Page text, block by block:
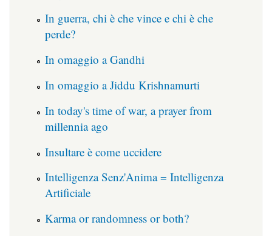
In guerra, chi è che vince e chi è che
perde?
In omaggio a Gandhi
In omaggio a Jiddu Krishnamurti
In today's time of war, a prayer from
millennia ago
Insultare è come uccidere
Intelligenza Senz'Anima = Intelligenza
Artificiale
Karma or randomness or both?